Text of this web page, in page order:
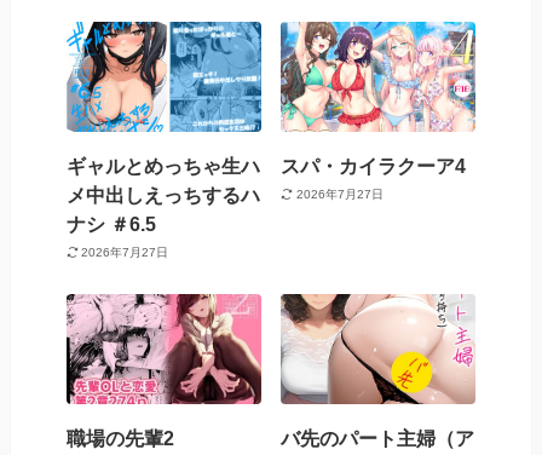
ギャルとめっちゃ生ハ
メ中出しえっちするハ
ナシ ＃6.5
2026年7月27日
スパ・カイラクーア4
2026年7月27日
職場の先輩2
バ先のパート主婦（ア